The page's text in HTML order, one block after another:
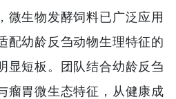
微生物发酵饲料已广泛应用
配幼龄反刍动物生理特征的
显短板。团队结合幼龄反刍
瘤胃微生态特征，从健康成